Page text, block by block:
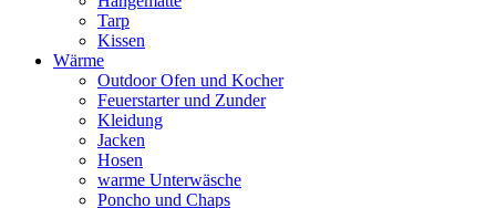
Tarp
Kissen
Wärme
Outdoor Ofen und Kocher
Feuerstarter und Zunder
Kleidung
Jacken
Hosen
warme Unterwäsche
Poncho und Chaps